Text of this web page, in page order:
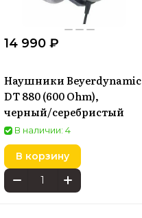
14 990 ₽
Наушники Beyerdynamic
DT 880 (600 Ohm),
черный/серебристый
В наличии: 4
В корзину